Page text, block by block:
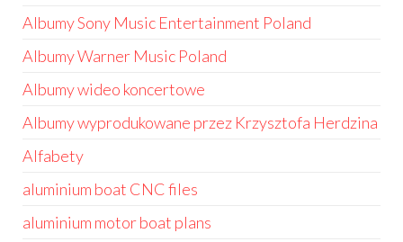
Albumy Sony Music Entertainment Poland
Albumy Warner Music Poland
Albumy wideo koncertowe
Albumy wyprodukowane przez Krzysztofa Herdzina
Alfabety
aluminium boat CNC files
aluminium motor boat plans